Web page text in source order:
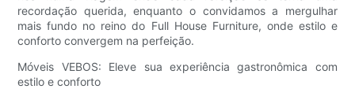
recordação querida, enquanto o convidamos a mergulhar
mais fundo no reino do Full House Furniture, onde estilo e
conforto convergem na perfeição.
Móveis VEBOS: Eleve sua experiência gastronômica com
estilo e conforto